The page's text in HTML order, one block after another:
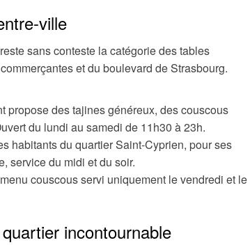
ville
sans conteste la catégorie des tables
et du boulevard de Strasbourg.
propose des tajines généreux, des couscous
du lundi au samedi de 11h30 à 23h.
habitants du quartier Saint-Cyprien, pour ses
service du midi et du soir.
couscous servi uniquement le vendredi et le
incontournable